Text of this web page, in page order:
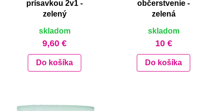
prísavkou 2v1 -
zelený
skladom
9,60 €
Do košíka
občerstvenie -
zelená
skladom
10 €
Do košíka